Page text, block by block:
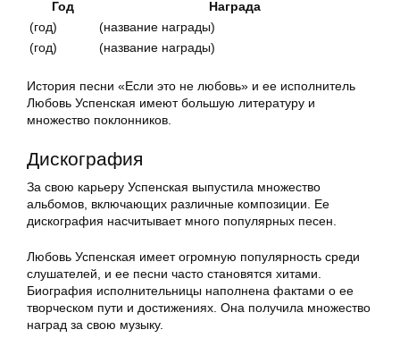
Год
Награда
(год)
(название награды)
(год)
(название награды)
История песни «Если это не любовь» и ее исполнитель
Любовь Успенская имеют большую литературу и
множество поклонников.
Дискография
За свою карьеру Успенская выпустила множество
альбомов, включающих различные композиции. Ее
дискография насчитывает много популярных песен.
Любовь Успенская имеет огромную популярность среди
слушателей, и ее песни часто становятся хитами.
Биография исполнительницы наполнена фактами о ее
творческом пути и достижениях. Она получила множество
наград за свою музыку.